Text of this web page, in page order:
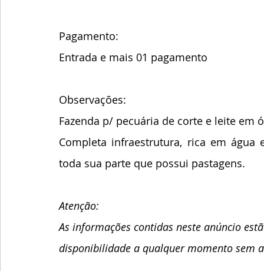
Pagamento:
Entrada e mais 01 pagamento
Observações:
Fazenda p/ pecuária de corte e leite em
Completa infraestrutura, rica em
toda sua parte que possui pastagens.
Atenção:
As informações contidas neste anúncio
disponibilidade a qualquer momento sem